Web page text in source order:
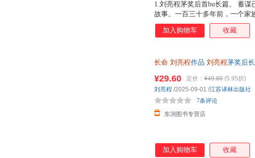
1.刘亮程茅奖后首bu长篇。 蓄
故事。一百三十多年前，一个家
繁衍成一个大家族。我们家也有
父亲。这个关于恐惧、死与生
了许多鬼，可没有鬼的现实，是
加入购物车 收藏
长命 刘亮程作品 刘亮程茅奖后
¥29.60 定价： ¥49.80 (5.95折)
东润图书专营店
7条评论
刘亮程 /2025-09-01 /江苏译林出版社
加入购物车 收藏